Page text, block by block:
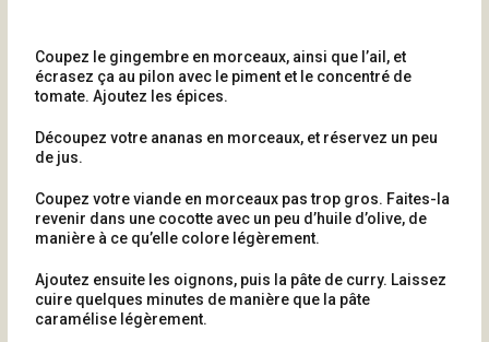
Coupez le gingembre en morceaux, ainsi que l’ail, et
écrasez ça au pilon avec le piment et le concentré de
tomate. Ajoutez les épices.
Découpez votre ananas en morceaux, et réservez un peu
de jus.
Coupez votre viande en morceaux pas trop gros. Faites-la
revenir dans une cocotte avec un peu d’huile d’olive, de
manière à ce qu’elle colore légèrement.
Ajoutez ensuite les oignons, puis la pâte de curry. Laissez
cuire quelques minutes de manière que la pâte
caramélise légèrement.